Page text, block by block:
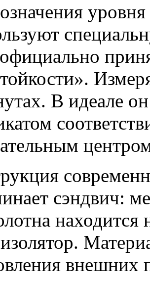
официально
В идеале
сэндвич:
находится
внешних